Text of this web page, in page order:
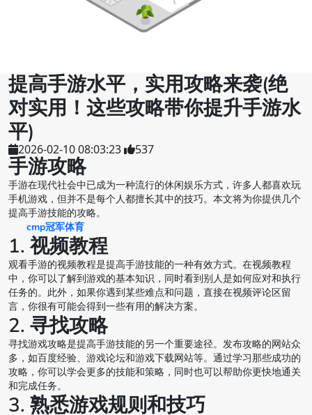
提高手游水平，实用攻略来袭(绝
对实用！这些攻略带你提升手游水
平)
2026-02-10 08:03:23 537
手游攻略
手游在现代社会中已成为一种流行的休闲娱乐方式，许多人都喜欢玩
手机游戏，但并不是每个人都擅长其中的技巧。本文将为你提供几个
提高手游技能的攻略。
cmp冠军体育
1. 视频教程
观看手游的视频教程是提高手游技能的一种有效方式。在视频教程
中，你可以了解到游戏的基本知识，同时看到别人是如何应对和执行
任务的。此外，如果你遇到某些难点和问题，直接在视频评论区留
言，你很有可能会得到一些有用的解决方案。
2. 寻找攻略
寻找游戏攻略是提高手游技能的另一个重要途径。发布攻略的网站众
多，如百度经验、游戏论坛和游戏下载网站等。通过学习那些成功的
攻略，你可以学会更多的技能和策略，同时也可以帮助你更快地通关
和完成任务。
3. 熟悉游戏规则和技巧